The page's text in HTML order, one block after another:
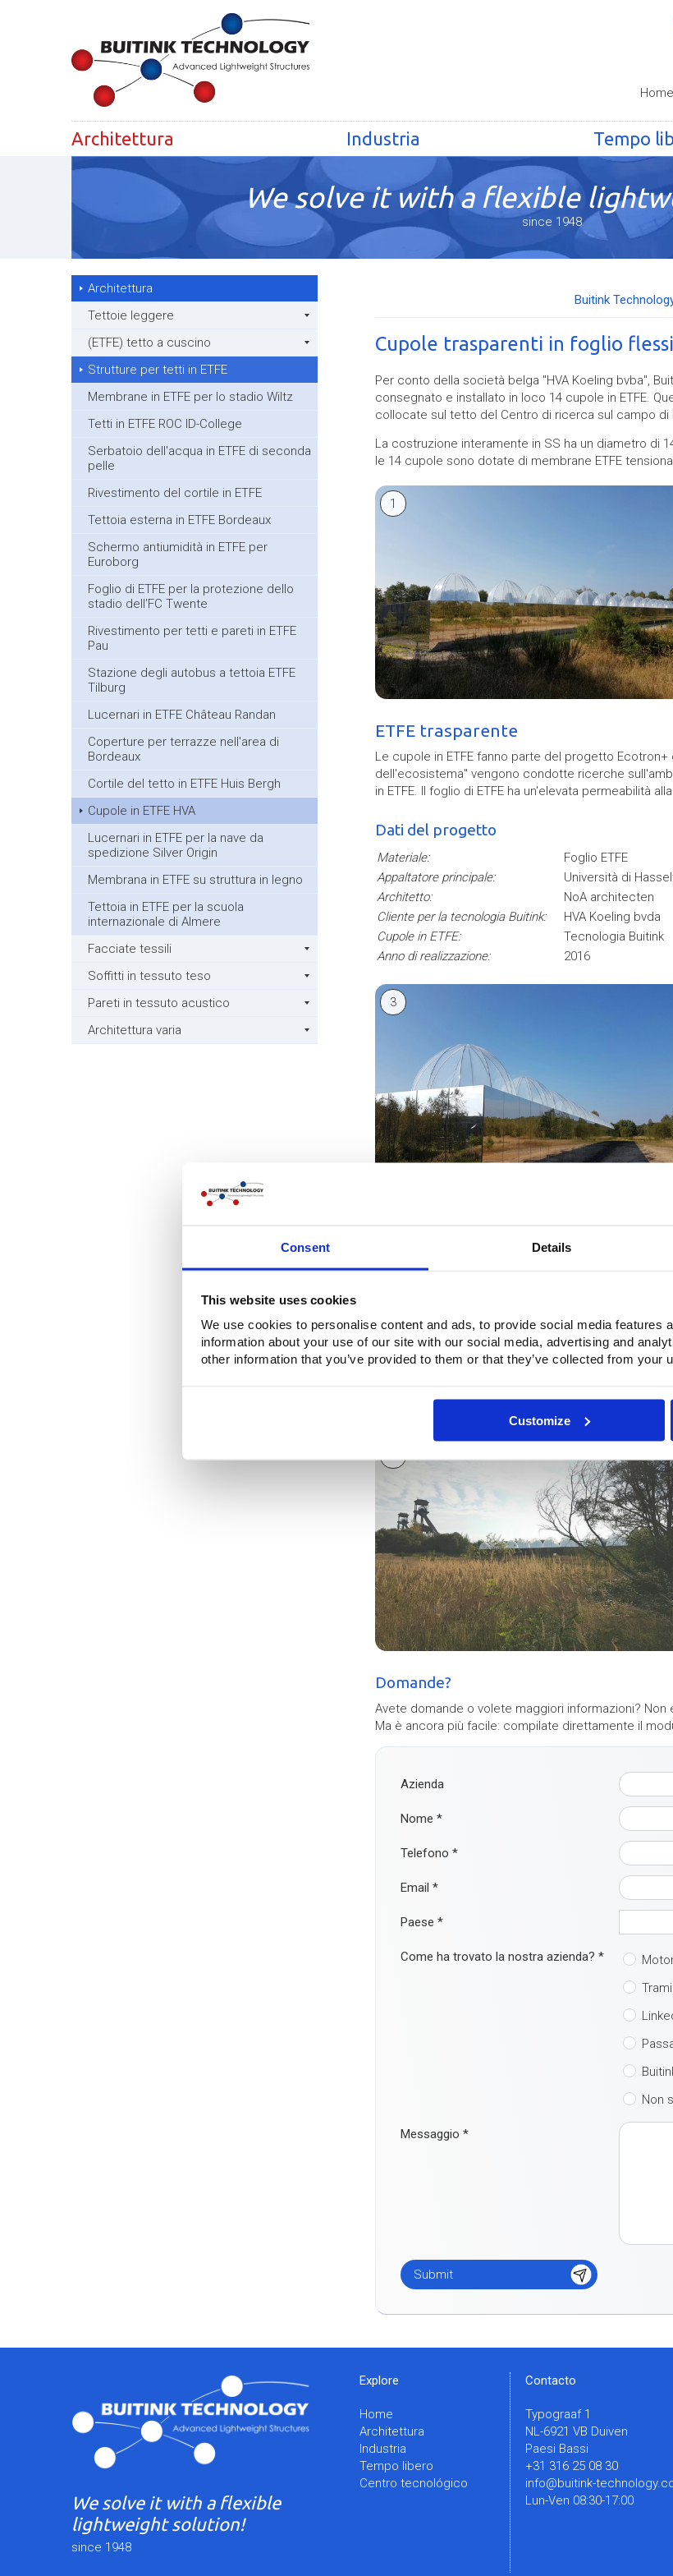
Consent Details
This website uses cookies
We use cookies to personalise content and ads, to provide social media features
information about your use of our site with our social media, advertising and
other information that you’ve provided to them or that they’ve collected from your
Customize
Home
Architettura Industria Tempo
We solve it with a flexible
since 1948
Architettura
Tettoie leggere
(ETFE) tetto a cuscino
Strutture per tetti in ETFE
Membrane in ETFE per lo stadio Wiltz
Tetti in ETFE ROC ID-College
Serbatoio dell'acqua in ETFE di seconda
pelle
Rivestimento del cortile in ETFE
Tettoia esterna in ETFE Bordeaux
Schermo antiumidità in ETFE per
Euroborg
Foglio di ETFE per la protezione dello
stadio dell'FC Twente
Rivestimento per tetti e pareti in ETFE
Pau
Stazione degli autobus a tettoia ETFE
Tilburg
Lucernari in ETFE Château Randan
Coperture per terrazze nell'area di
Bordeaux
Cortile del tetto in ETFE Huis Bergh
Cupole in ETFE HVA
Lucernari in ETFE per la nave da
spedizione Silver Origin
Membrana in ETFE su struttura in legno
Tettoia in ETFE per la scuola
internazionale di Almere
Facciate tessili
Soffitti in tessuto teso
Pareti in tessuto acustico
Architettura varia
Buitink
Cupole trasparenti in foglio
Per conto della società belga "HVA Koeling bvba",
consegnato e installato in loco 14 cupole in ETFE.
collocate sul tetto del Centro di ricerca sul campo di
La costruzione interamente in SS ha un diametro di
le 14 cupole sono dotate di membrane ETFE
1
ETFE trasparente
Le cupole in ETFE fanno parte del progetto
dell'ecosistema" vengono condotte ricerche
in ETFE. Il foglio di ETFE ha un'elevata permeabilità
Dati del progetto
Materiale:
Foglio ETFE
Appaltatore principale:
Università di
Architetto:
NoA architecten
Cliente per la tecnologia Buitink:
HVA Koeling bvda
Cupole in ETFE:
Tecnologia Buitink
Anno di realizzazione:
2016
3
Domande?
Avete domande o volete maggiori informazioni?
Ma è ancora più facile: compilate direttamente il
Azienda
Nome *
Telefono *
Email *
Paese *
Come ha trovato la nostra azienda? *
Non
Messaggio *
We solve it with a flexible
lightweight solution!
since 1948
Explore
Home
Architettura
Industria
Tempo libero
Centro tecnológico
Contacto
Typograaf 1
NL-6921 VB Duiven
Paesi Bassi
+31 316 25 08 30
info@buitink-
Lun-Ven 08:30-17:00